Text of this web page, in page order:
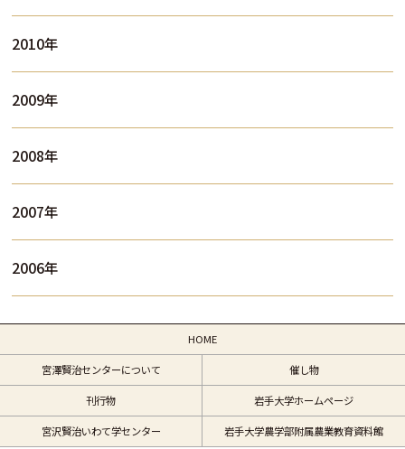
2010年
2009年
2008年
2007年
2006年
HOME
宮澤賢治センターについて 催し物
刊行物 岩手大学ホームページ
宮沢賢治いわて学センター 岩手大学農学部附属農業教育資料館